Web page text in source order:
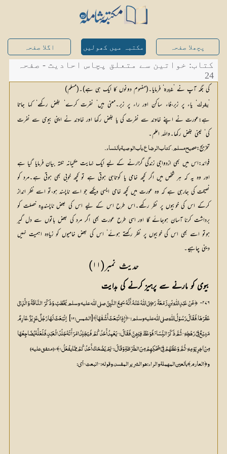
پچھلا صفحہ مکتبہ میں کھولیں اگلا صفحہ
کتاب: خواتین سے متعلق پچاس احادیث - صفحہ
24
کی جگہ آپ نے ’ غیرہ ‘ فرمایا۔(مفہوم دونوں کا ایک ہی ہے)۔(مسلم)
یفرک
کی‘ یعنی بغض رکھا۔واللہ اعلم۔
تخریج:صحیح مسلم،کتاب الرضاع،باب الوصیۃ بالنساء۔
فوائد:اس میں بھی ازدواجی زندگی گزارنے کے لیے ایک نہایت حکیمانہ نکتہ بیان فرمایا گیا ہے
اور وہ یہ کہ ہر شخص میں اگر کچھ خامی یا کوتاہی ہوتی ہے تو کچھ خوبی بھی ہوتی ہے۔مرد کو
نصیحت کی جارہی ہے کہ وہ عورت میں کچھ خامی ایسی دیکھے جو اسے ناپسند ہو،تو اسے نظر انداز
کرکے اس کی خوبیوں پر نظر رکھے۔اس طرح اس کے لیے اس کی بعض ناپسندیدہ خصلت کو
برداشت کرنا آسان ہوجائے گا اور اسی طرح عورت بھی اگر مرد کی بعض باتوں سے دل گیر
ہوتو اسے بھی اس کی خوبیوں پر نظر رکھتے ہوئے‘ اس کی بعض خامیوں کو زیادہ اہمیت نہیں
دینی چاہیے۔
حدیث نمبر(۱۱)
بیوی کو مارنے سے پرہیز کرنے کی ہدایت
۲۷۶- ﴿
عَقَرَھَا،فَقَالَ رَسُوْلُ اللّٰہِ صلی اللّٰه علیہ وسلم:’’﴿إِذِ انْبَعَثَ أَشْقٰھَا﴾[الشمس:۱۲ ]
مِنْ آخِرِ یَوْمِہِ‘‘ ثُمَّ وَعَظَھُمْ فِيْ ضَحْکِھِمْ مِنَ الضَّرْطَۃِ وَقَالَ:’’لِمَ یَضْحَکُ أَحَدُکُمْ مِمَّا َیفْعَلُ؟﴾،(متفق علیہ)
و﴿العارم﴾بالعین المھملۃ والراء:ھو الشریر المفسد،وقولہ:’’انبعث‘‘ أي: